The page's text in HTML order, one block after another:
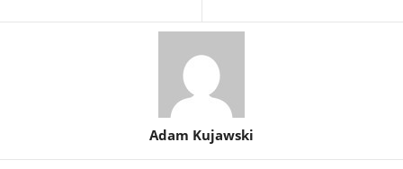
Adam Kujawski